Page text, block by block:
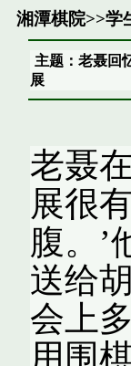
湘潭棋院>>学
主题：老聂回
展
老聂
展很
腹。’
送给
会上
用围